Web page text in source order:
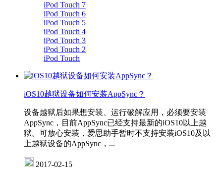
iPod Touch 7
iPod Touch 6
iPod Touch 5
iPod Touch 4
iPod Touch 3
iPod Touch 2
iPod Touch
iOS10越狱设备如何安装AppSync？
设备越狱后如果想安装、运行破解应用，必须要安装
AppSync，目前AppSync已经支持最新的iOS10以上越
狱。可放心安装，爱思助手暂时不支持安装iOS10及以
上越狱设备的AppSync，...
2017-02-15